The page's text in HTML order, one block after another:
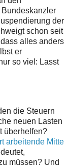
der
schon seit
alles anders
er
so viel: Lasst
die Steuern
neuen Lasten
überhelfen?
arbeitende Mitte
müssen? Und